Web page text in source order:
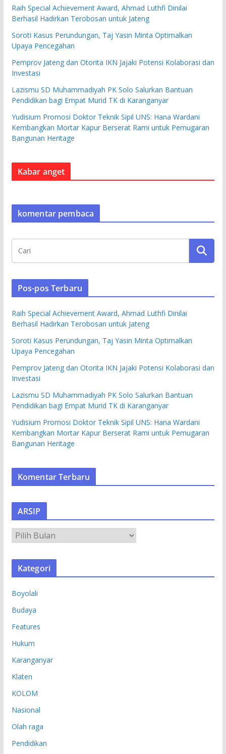
Raih Special Achievement Award, Ahmad Luthfi Dinilai
Berhasil Hadirkan Terobosan untuk Jateng
Soroti Kasus Perundungan, Taj Yasin Minta Optimalkan
Upaya Pencegahan
Pemprov Jateng dan Otorita IKN Jajaki Potensi Kolaborasi dan
Investasi
Lazismu SD Muhammadiyah PK Solo Salurkan Bantuan
Pendidikan bagi Empat Murid TK di Karanganyar
Yudisium Promosi Doktor Teknik Sipil UNS: Hana Wardani
Kembangkan Mortar Kapur Berserat Rami untuk Pemugaran
Bangunan Heritage
Kabar anget
komentar pembaca
Pos-pos Terbaru
Raih Special Achievement Award, Ahmad Luthfi Dinilai
Berhasil Hadirkan Terobosan untuk Jateng
Soroti Kasus Perundungan, Taj Yasin Minta Optimalkan
Upaya Pencegahan
Pemprov Jateng dan Otorita IKN Jajaki Potensi Kolaborasi dan
Investasi
Lazismu SD Muhammadiyah PK Solo Salurkan Bantuan
Pendidikan bagi Empat Murid TK di Karanganyar
Yudisium Promosi Doktor Teknik Sipil UNS: Hana Wardani
Kembangkan Mortar Kapur Berserat Rami untuk Pemugaran
Bangunan Heritage
Komentar Terbaru
ARSIP
R
S
Kategori
Boyolali
Budaya
Features
Hukum
Karanganyar
Klaten
KOLOM
Nasional
Olah raga
Pendidikan